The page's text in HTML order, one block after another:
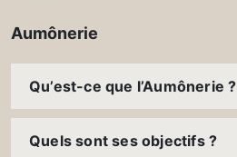
Aumônerie
Qu’est-ce que l’Aumônerie ?
Quels sont ses objectifs ?